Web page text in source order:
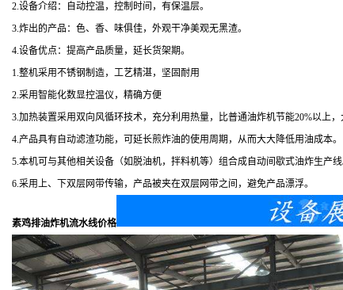
2.设备介绍：自动控温，控制时间，有保温层。
3.炸出的产品：色、香、味俱佳，外观干净美观无黑渣。
4.设备优点：提高产品质量，延长货架期。
1.整机采用不锈钢制造，工艺精湛，坚固耐用
2.采用智能化数显控温仪，精确方便
3.加热装置采用双向风循环技术，充分利用热量，比普通油炸机节能20%以上，
4.产品具有自动滤渣功能，可延长煎炸油的使用周期，从而大大降低用油成本。
5.本机可与其他相关设备（如脱油机，拌料机等）组合成自动间歇式油炸生产线
6.采用上、下双层网带传输，产品被夹在双层网带之间，避免产品漂浮。
素鸡排油炸机流水线价格